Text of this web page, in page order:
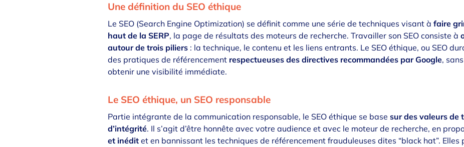
Une définition du SEO éthique
Le SEO (Search Engine Optimization) se définit comme une série de techniques visant àfaire
haut de la SERP, la page de résultats des moteurs de recherche. Travailler son SEO consiste à
autour de trois piliers : la technique, le contenu et les liens entrants. Le SEO éthique, ou SEO
des pratiques de référencement respectueuses des directives recommandées par Google,
obtenir une visibilité immédiate.
Le SEO éthique, un SEO responsable
Partie intégrante de la communication responsable, le SEO éthique se basesur des valeurs de
d’intégrité. Il s’agit d’être honnête avec votre audience et avec le moteur de recherche, en
et inéditet en bannissant les techniques de référencement frauduleuses dites “black hat”.